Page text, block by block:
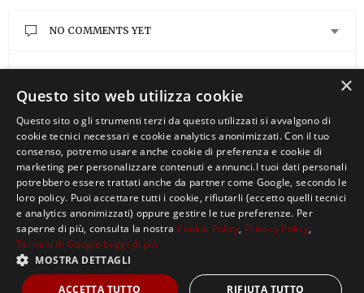
NO COMMENTS YET
LEAVE A REPLY
You must be logged into post a comment.
Copyright ©2021, MASTERX Tutti i diritti riservati.
×
Questo sito web utilizza cookie
Questo sito o gli strumenti terzi da questo utilizzati si avvalgono di
cookie tecnici necessari e cookie analytics anonimizzati. Con il tuo
consenso, potremo usare anche cookie di preferenza e cookie di
marketing per personalizzare contenuti e annunci.I tuoi dati personali
potrebbero essere trattati anche da partner come Google, secondo le
loro policy. Puoi accettare tutti i cookie, rifiutarli (eccetto quelli tecnici
e analytics anonimizzati) oppure gestire le tue preferenze. Per
saperne di più, consulta la nostra Cookie Policy, Privacy Policy,
Termini di Google Leggi di più
MOSTRA DETTAGLI
ACCETTA TUTTO RIFIUTA TUTTO